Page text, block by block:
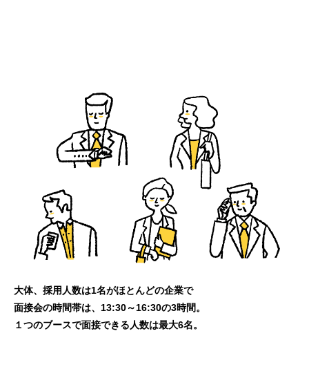
大体、採用人数は1名がほとんどの企業で
面接会の時間帯は、13:30～16:30の3時間。
１つのブースで面接できる人数は最大6名。